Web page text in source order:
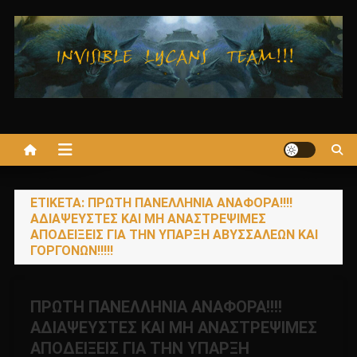
στο
περιεχόμενο
ΕΤΙΚΈΤΑ: ΠΡΩΤΗ ΠΑΝΕΛΛΗΝΙΑ ΑΝΑΦΟΡΑ!!!!
ΑΔΙΑΨΕΥΣΤΕΣ ΚΑΙ ΜΗ ΑΝΑΣΤΡΕΨΙΜΕΣ
ΑΠΟΔΕΙΞΕΙΣ ΓΙΑ ΤΗΝ ΥΠΑΡΞΗ ΑΒΥΣΣΑΛΕΩΝ ΚΑΙ
ΓΟΡΓΟΝΩΝ!!!!!
ΠΡΩΤΗ ΠΑΝΕΛΛΗΝΙΑ ΑΝΑΦΟΡΑ!!!!
ΑΔΙΑΨΕΥΣΤΕΣ ΚΑΙ ΜΗ ΑΝΑΣΤΡΕΨΙΜΕΣ
ΑΠΟΔΕΙΞΕΙΣ ΓΙΑ ΤΗΝ ΥΠΑΡΞΗ